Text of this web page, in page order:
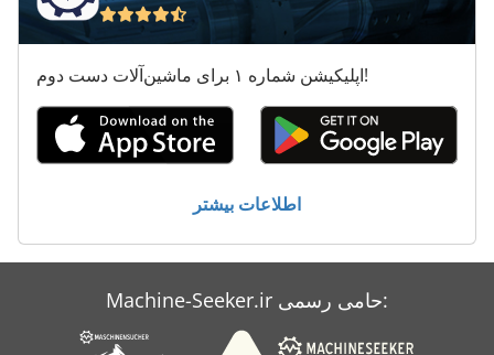
اپلیکیشن شماره ۱ برای ماشین‌آلات دست دوم!
اطلاعات بیشتر
Machine-Seeker.ir حامی رسمی: